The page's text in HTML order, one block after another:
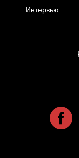
Интервью